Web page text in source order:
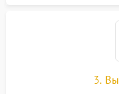
3.